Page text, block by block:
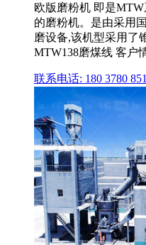
欧版磨粉机 即是
的磨粉机。是由采用
磨设备,该机型采用了
MTW138磨煤线 客户
联系电话: 180 3780